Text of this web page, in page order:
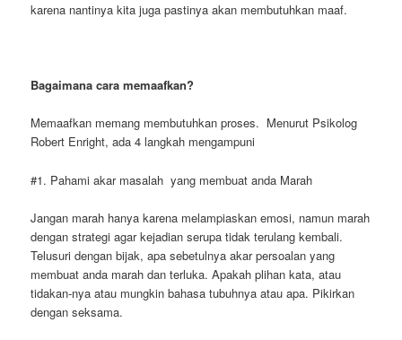
karena nantinya kita juga pastinya akan membutuhkan maaf.
Bagaimana cara memaafkan?
Memaafkan memang membutuhkan proses. Menurut Psikolog
Robert Enright, ada 4 langkah mengampuni
#1. Pahami akar masalah yang membuat anda Marah
Jangan marah hanya karena melampiaskan emosi, namun marah
dengan strategi agar kejadian serupa tidak terulang kembali.
Telusuri dengan bijak, apa sebetulnya akar persoalan yang
membuat anda marah dan terluka. Apakah plihan kata, atau
tidakan-nya atau mungkin bahasa tubuhnya atau apa. Pikirkan
dengan seksama.